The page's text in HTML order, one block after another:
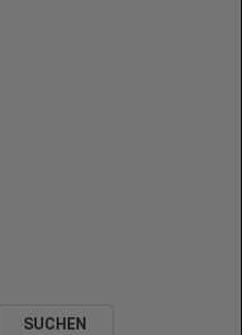
SUCHEN